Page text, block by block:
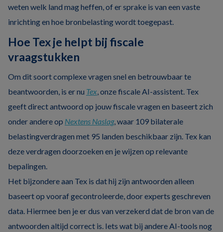
weten welk land mag heffen, of er sprake is van een vaste
inrichting en hoe bronbelasting wordt toegepast.
Hoe Tex je helpt bij fiscale
vraagstukken
Om dit soort complexe vragen snel en betrouwbaar te
beantwoorden, is er nu Tex, onze fiscale AI-assistent. Tex
geeft direct antwoord op jouw fiscale vragen en baseert zich
onder andere op Nextens Naslag, waar 109 bilaterale
belastingverdragen met 95 landen beschikbaar zijn. Tex kan
deze verdragen doorzoeken en je wijzen op relevante
bepalingen.
Het bijzondere aan Tex is dat hij zijn antwoorden alleen
baseert op vooraf gecontroleerde, door experts geschreven
data. Hiermee ben je er dus van verzekerd dat de bron van de
antwoorden altijd correct is. Iets wat bij andere AI-tools nog